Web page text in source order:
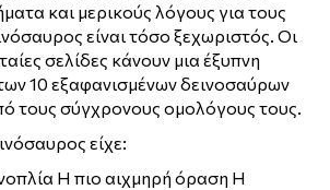
και μερικούς λόγους για τους
είναι τόσο ξεχωριστός. Οι
σελίδες κάνουν μια έξυπνη
10 εξαφανισμένων δεινοσαύρων
τους σύγχρονους ομολόγους τους.
είχε:
Η πιο αιχμηρή όραση Η